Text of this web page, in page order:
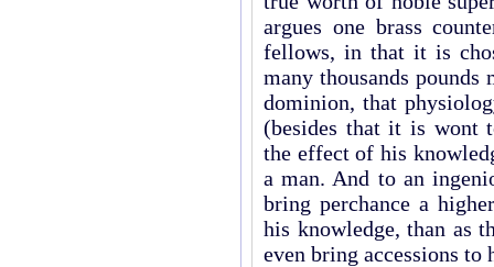
argues one brass
fellows, in that it is
many thousands pounds
dominion, that
(besides that it is wont
the effect of his
a man. And to an
bring perchance a
his knowledge, than as
even bring accessions to